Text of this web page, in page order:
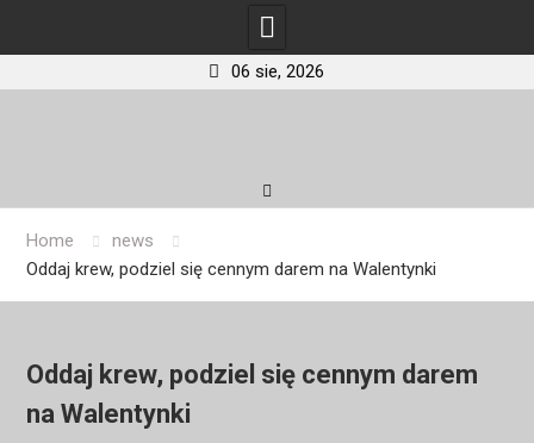
06 sie, 2026
Home
news
Oddaj krew, podziel się cennym darem na Walentynki
Oddaj krew, podziel się cennym darem
na Walentynki